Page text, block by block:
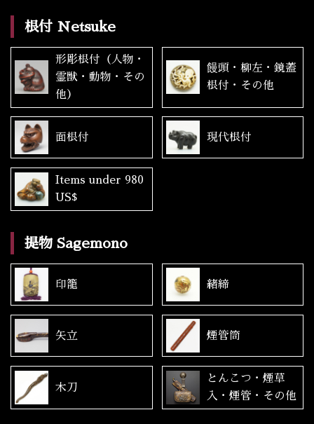
根付 Netsuke
形彫根付（人物・
霊獣・動物・その
他）
饅頭・柳左・鏡蓋
根付・その他
面根付 現代根付
Items under 980
US$
提物 Sagemono
印籠 緒締
矢立 煙管筒
木刀
とんこつ・煙草
入・煙管・その他